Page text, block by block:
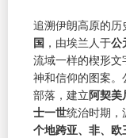
追溯伊朗高原的
国 ，由埃兰人于公
流域一样的楔形
神和信仰的图案。
部落，建立阿契美
士一世统治时期，
个地跨亚、非、